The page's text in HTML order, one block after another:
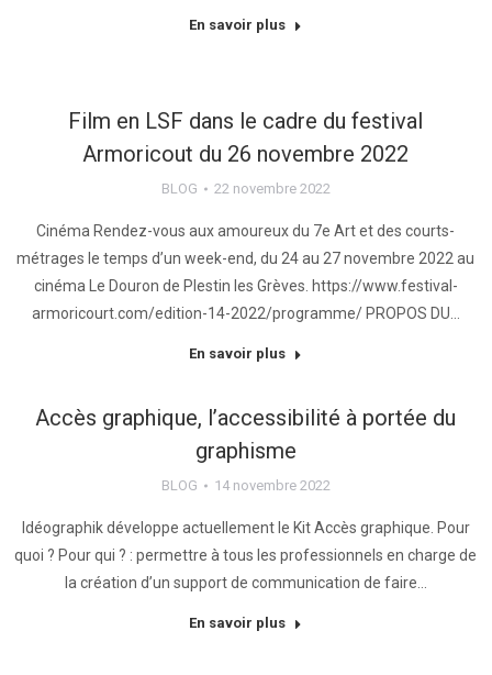
En savoir plus
Film en LSF dans le cadre du festival
Armoricout du 26 novembre 2022
BLOG 22 novembre 2022
Cinéma Rendez-vous aux amoureux du 7e Art et des courts-
métrages le temps d’un week-end, du 24 au 27 novembre 2022 au
cinéma Le Douron de Plestin les Grèves. https://www.festival-
armoricourt.com/edition-14-2022/programme/ PROPOS DU…
En savoir plus
Accès graphique, l’accessibilité à portée du
graphisme
BLOG 14 novembre 2022
Idéographik développe actuellement le Kit Accès graphique. Pour
quoi ? Pour qui ? : permettre à tous les professionnels en charge de
la création d’un support de communication de faire…
En savoir plus